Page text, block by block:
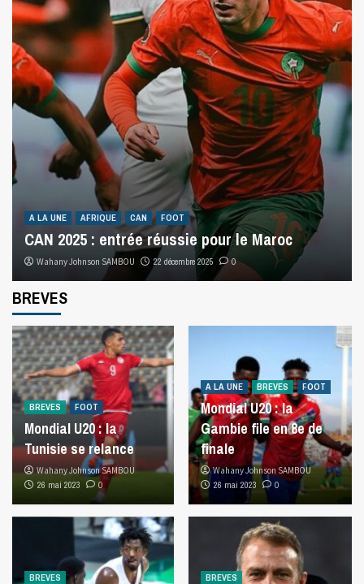
A LA UNE AFRIQUE CAN FOOT
CAN 2025 : entrée réussie pour le Maroc
Wahany Johnson SAMBOU 22 décembre 2025 0
BREVES
BREVES FOOT
Mondial U20 : la
Tunisie se relance
Wahany Johnson SAMBOU
26 mai 2023
0
A LA UNE BREVES FOOT
Mondial U20 : la
Gambie file en 8e de
finale
Wahany Johnson SAMBOU
26 mai 2023
0
BREVES BREVES